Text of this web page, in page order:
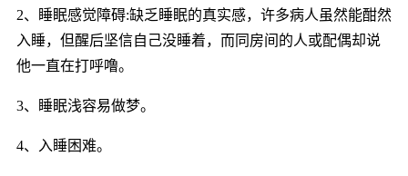
2、睡眠感觉障碍:缺乏睡眠的真实感，许多病人虽然能酣然
入睡，但醒后坚信自己没睡着，而同房间的人或配偶却说
他一直在打呼噜。
3、睡眠浅容易做梦。
4、入睡困难。